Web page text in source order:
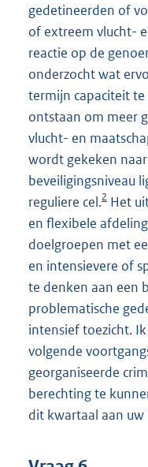
gedetineerden of
of extreem vlucht-
reactie op de
onderzocht wat
termijn capaciteit
ontstaan om meer
vlucht- en
wordt gekeken
beveiligingsniveau
reguliere cel.2 Het
en flexibele
doelgroepen met
en intensievere of
te denken aan een
problematische
intensief toezicht.
volgende
georganiseerde
berechting te
dit kwartaal aan